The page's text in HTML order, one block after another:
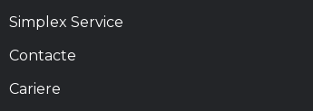
Simplex Service
Contacte
Cariere